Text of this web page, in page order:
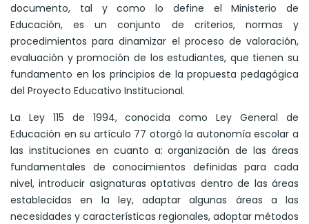
documento, tal y como lo define el Ministerio de
Educación, es un conjunto de criterios, normas y
procedimientos para dinamizar el proceso de valoración,
evaluación y promoción de los estudiantes, que tienen su
fundamento en los principios de la propuesta pedagógica
del Proyecto Educativo Institucional.
La Ley 115 de 1994, conocida como Ley General de
Educación en su artículo 77 otorgó la autonomía escolar a
las instituciones en cuanto a: organización de las áreas
fundamentales de conocimientos definidas para cada
nivel, introducir asignaturas optativas dentro de las áreas
establecidas en la ley, adaptar algunas áreas a las
necesidades y características regionales, adoptar métodos